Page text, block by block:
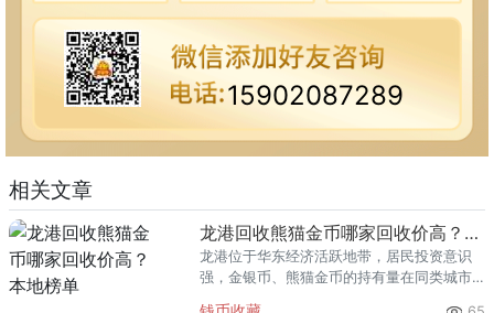
15902087289
相关文章
龙港回收熊猫金币哪家回收价高？本地榜单
龙港位于华东经济活跃地带，居民投资意识
强，金银币、熊猫金币的持有量在同类城市